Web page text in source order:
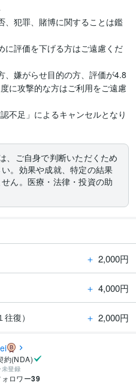
、犯罪、賭博に関することは鑑
に評価を下げる方はご遠慮くだ
、嫌がらせ目的の方、評価が4.8
に攻撃的な方はご利用をご遠慮
不足」によるキャンセルとなり
、ご自身で判断いただくため
。効果や成就、特定の結果
ん。医療・法律・投資の助
＋ 2,000円
＋ 4,000円
復） ＋ 2,000円
約(NDA)
未登録
ォロワー39